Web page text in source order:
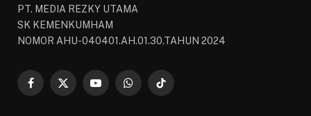
PT. MEDIA REZKY UTAMA
SK KEMENKUMHAM
NOMOR AHU-040401.AH.01.30.TAHUN 2024
Facebook
X
YouTubeWhatsAppTikTok